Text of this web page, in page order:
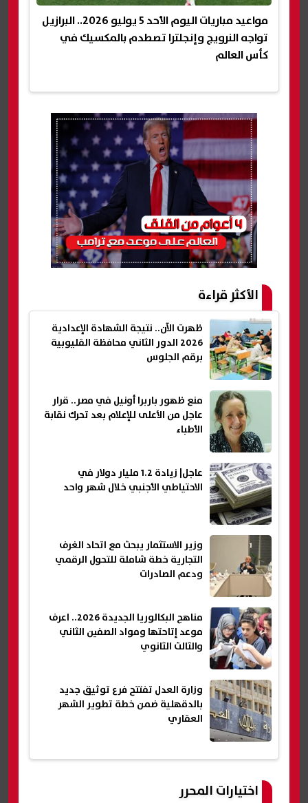
مواعيد مباريات اليوم الأحد 5 يوليو 2026.. البرازيل
تواجه النرويج وإنجلترا تصطدم بالمكسيك في
كأس العالم
الأكثر قراءة
ظهرت الآن.. نتيجة الشهادة الإعدادية
2026 الدور الثاني محافظة القليوبية
برقم الجلوس
منع ظهور باربرا أونيل في مصر.. قرار
عاجل من الأعلى للإعلام بعد تحرك نقابة
الأطباء
عاجل| زيادة 1.2 مليار دولار في
الاحتياطي الأجنبي خلال شهر واحد
وزير الاستثمار يبحث مع اتحاد الغرف
التجارية خطة شاملة للتحول الرقمي
ودعم الصادرات
مناهج البكالوريا الجديدة 2026.. اعرف
موعد إتاحتها ومواد الصفين الثاني
والثالث الثانوي
وزارة العدل تفتتح فرع توثيق جديد
بالدقهلية ضمن خطة تطوير الشهر
العقاري
اختيارات المحرر